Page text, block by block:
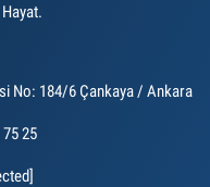
No: 184/6 Çankaya / Ankara
25